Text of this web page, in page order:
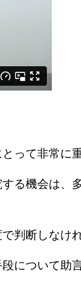
って非常に重
る機会は、
判断しなけ
について助